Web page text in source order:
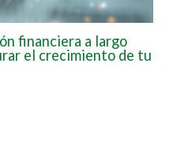
financiera a largo
el crecimiento de tu